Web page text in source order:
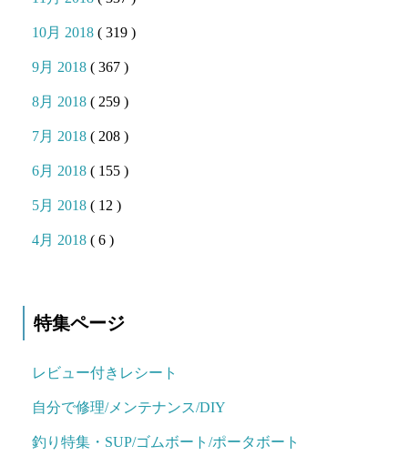
10月 2018( 319 )
9月 2018( 367 )
8月 2018( 259 )
7月 2018( 208 )
6月 2018( 155 )
5月 2018( 12 )
4月 2018( 6 )
特集ページ
レビュー付きレシート
自分で修理/メンテナンス/DIY
釣り特集・SUP/ゴムボート/ポータボート